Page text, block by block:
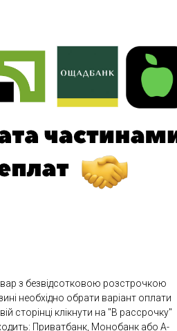
з безвідсотковою розстрочкою
необхідно обрати варіант оплати
сторінці клікнути на "В рассрочку"
Приватбанк, Монобанк або А-